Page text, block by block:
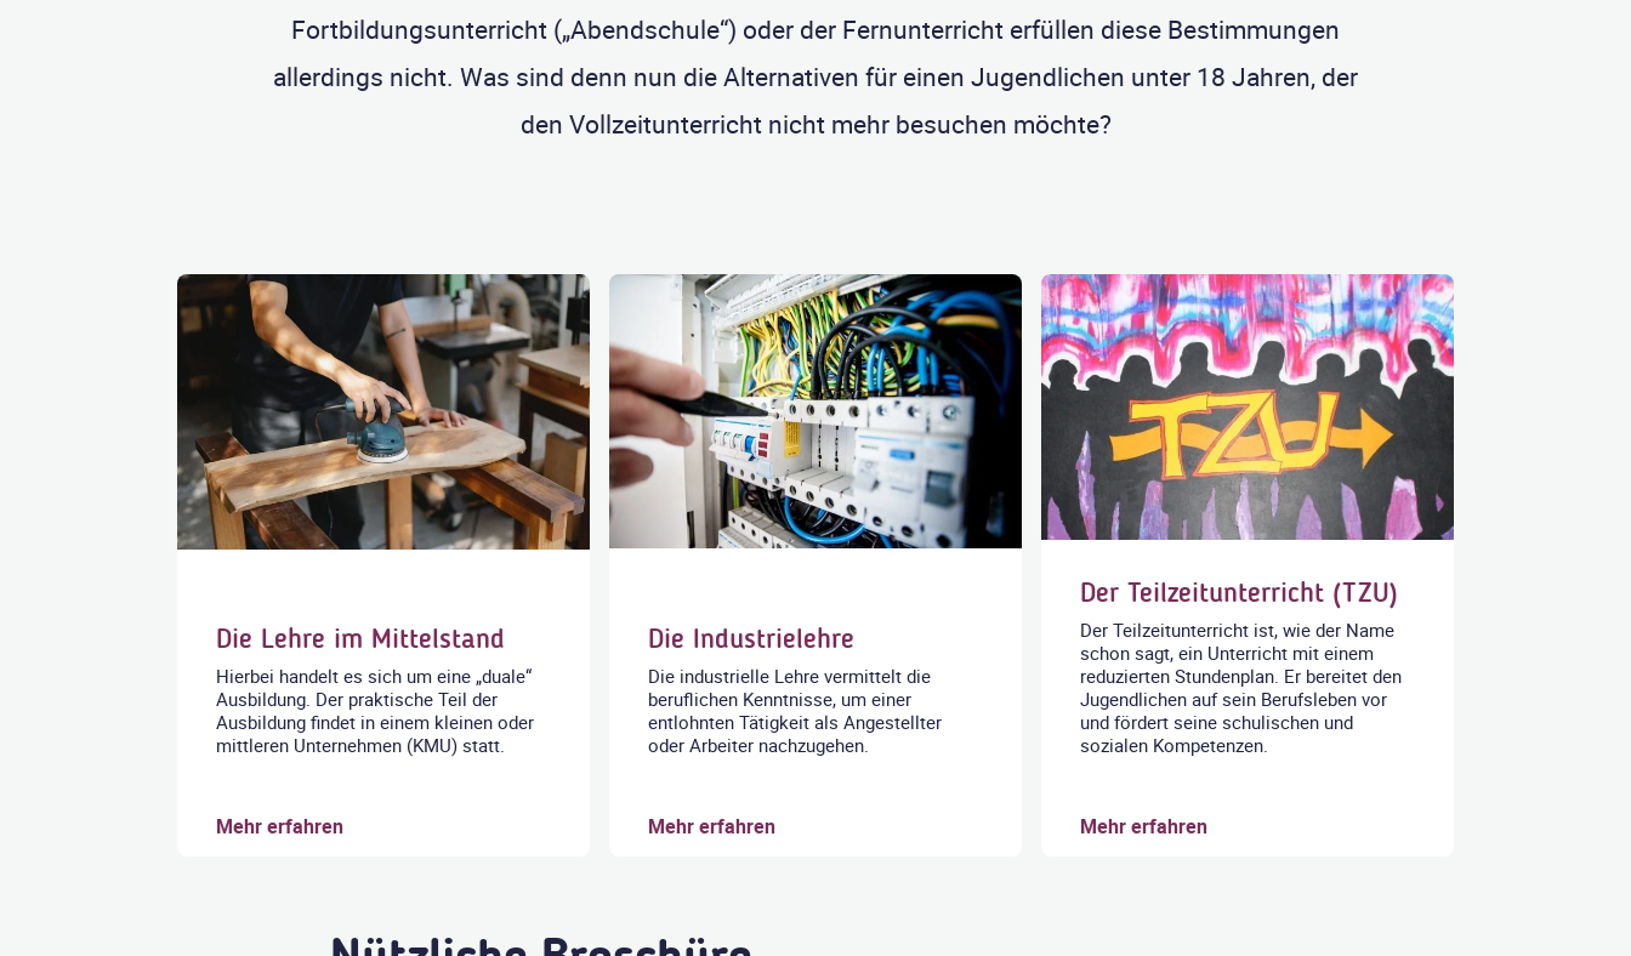
Fortbildungsunterricht („Abendschule“) oder der Fernunterricht erfüllen diese Bestimmungen
allerdings nicht. Was sind denn nun die Alternativen für einen Jugendlichen unter 18 Jahren, der
den Vollzeitunterricht nicht mehr besuchen möchte?
Die Lehre im Mittelstand
Hierbei handelt es sich um eine „duale“
Ausbildung. Der praktische Teil der
Ausbildung findet in einem kleinen oder
mittleren Unternehmen (KMU) statt.
Mehr erfahren
Die Industrielehre
Die industrielle Lehre vermittelt die
beruflichen Kenntnisse, um einer
entlohnten Tätigkeit als Angestellter
oder Arbeiter nachzugehen.
Mehr erfahren
Der Teilzeitunterricht (TZU)
Der Teilzeitunterricht ist, wie der Name
schon sagt, ein Unterricht mit einem
reduzierten Stundenplan. Er bereitet den
Jugendlichen auf sein Berufsleben vor
und fördert seine schulischen und
sozialen Kompetenzen.
Mehr erfahren